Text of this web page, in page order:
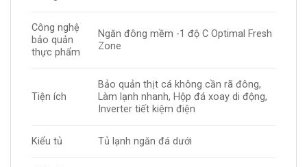
Công nghệ
bảo quản
thực phẩm
Ngăn đông mềm -1 độ C Optimal Fresh
Zone
Tiện ích
Bảo quản thịt cá không cần rã đông,
Làm lạnh nhanh, Hộp đá xoay di động,
Inverter tiết kiệm điện
Kiểu tủ Tủ lạnh ngăn đá dưới